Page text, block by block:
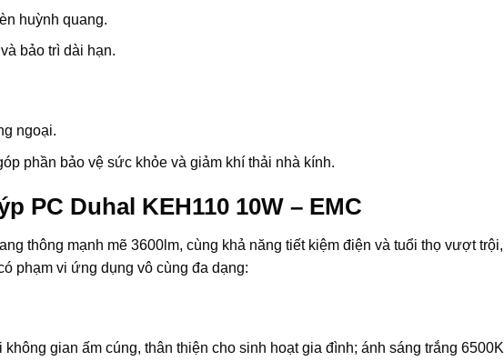
huỳnh quang.
bảo trì dài hạn.
ngoại.
phần bảo vệ sức khỏe và giảm khí thải nhà kính.
PC Duhal KEH110 10W – EMC
thông mạnh mẽ 3600lm, cùng khả năng tiết kiệm điện và tuổi thọ vượt trội,
phạm vi ứng dụng vô cùng đa dạng:
gian ấm cúng, thân thiện cho sinh hoạt gia đình; ánh sáng trắng 6500K